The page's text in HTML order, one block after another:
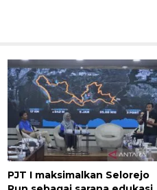
PJT I maksimalkan Selorejo
perekonomian
15:00:00